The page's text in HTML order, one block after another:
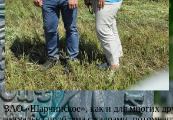
ЗАО «Шарчинское», как и для многих